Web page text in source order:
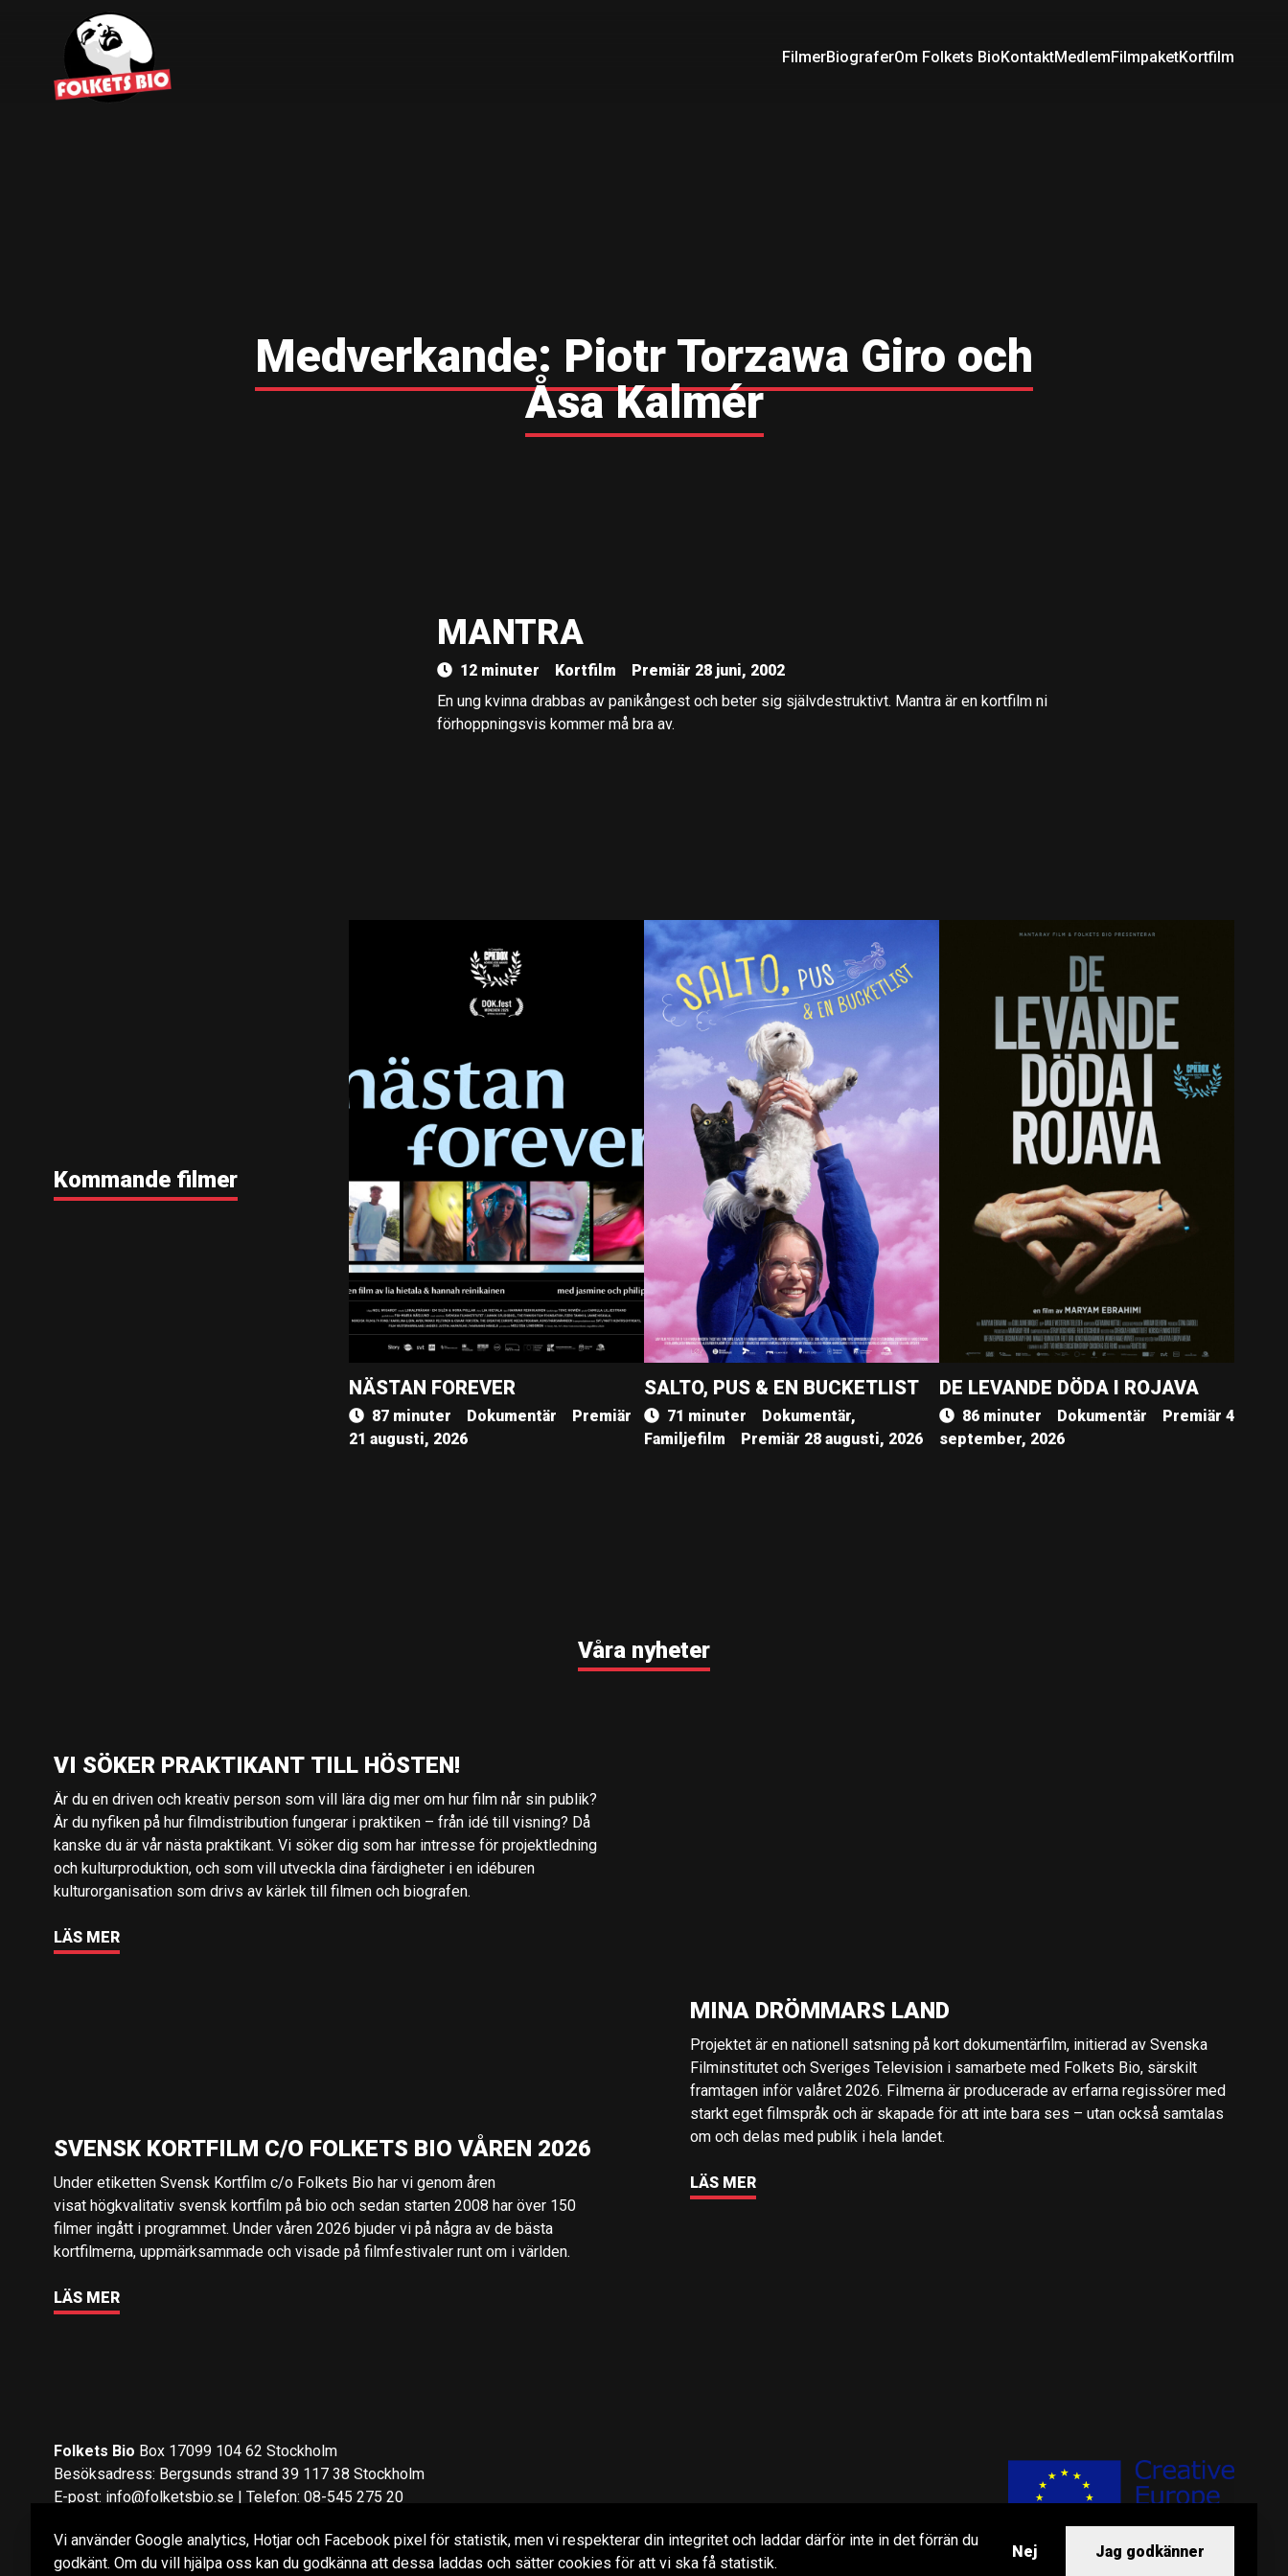
Vi använder Google analytics, Hotjar och Facebook pixel för statistik, men vi respekterar din integritet och laddar därför inte in det förrän du
godkänt. Om du vill hjälpa oss kan du godkänna att dessa laddas och sätter cookies för att vi ska få statistik.
Nej Jag godkänner
FilmerBiograferOm Folkets BioKontaktMedlemFilmpaketKortfilm
Medverkande: Piotr Torzawa Giro och
Åsa Kalmér
MANTRA
12 minuter Kortfilm
Premiär 28 juni, 2002
En ung kvinna drabbas av panikångest och beter sig självdestruktivt. Mantra är en kortfilm ni
förhoppningsvis kommer må bra av.
Kommande filmer
NÄSTAN FOREVER
87 minuter Dokumentär
Premiär
21 augusti, 2026
SALTO, PUS & EN BUCKETLIST
71 minuter
Dokumentär,
Familjefilm
Premiär 28 augusti, 2026
DE LEVANDE DÖDA I ROJAVA
86 minuter Dokumentär
Premiär 4
september, 2026
Våra nyheter
VI SÖKER PRAKTIKANT TILL HÖSTEN!
Är du en driven och kreativ person som vill lära dig mer om hur film når sin publik?
Är du nyfiken på hur filmdistribution fungerar i praktiken – från idé till visning? Då
kanske du är vår nästa praktikant. Vi söker dig som har intresse för projektledning
och kulturproduktion, och som vill utveckla dina färdigheter i en idéburen
kulturorganisation som drivs av kärlek till filmen och biografen.
LÄS MER
MINA DRÖMMARS LAND
Projektet är en nationell satsning på kort dokumentärfilm, initierad av Svenska
Filminstitutet och Sveriges Television i samarbete med Folkets Bio, särskilt
framtagen inför valåret 2026. Filmerna är producerade av erfarna regissörer med
starkt eget filmspråk och är skapade för att inte bara ses – utan också samtalas
om och delas med publik i hela landet.
LÄS MER
SVENSK KORTFILM C/O FOLKETS BIO VÅREN 2026
Under etiketten Svensk Kortfilm c/o Folkets Bio har vi genom åren
visat högkvalitativ svensk kortfilm på bio och sedan starten 2008 har över 150
filmer ingått i programmet. Under våren 2026 bjuder vi på några av de bästa
kortfilmerna, uppmärksammade och visade på filmfestivaler runt om i världen.
LÄS MER
Folkets Bio Box 17099 104 62 Stockholm
Besöksadress: Bergsunds strand 39 117 38 Stockholm
E-post: info@folketsbio.se | Telefon: 08-545 275 20
Följ oss på: Facebook&Instagram